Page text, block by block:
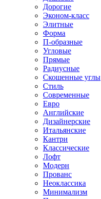
Дорогие
Эконом-класс
Элитные
Форма
П-образные
Угловые
Прямые
Радиусные
Скошенные углы
Стиль
Современные
Евро
Английские
Дизайнерские
Итальянские
Кантри
Классические
Лофт
Модерн
Прованс
Неоклассика
Минимализм